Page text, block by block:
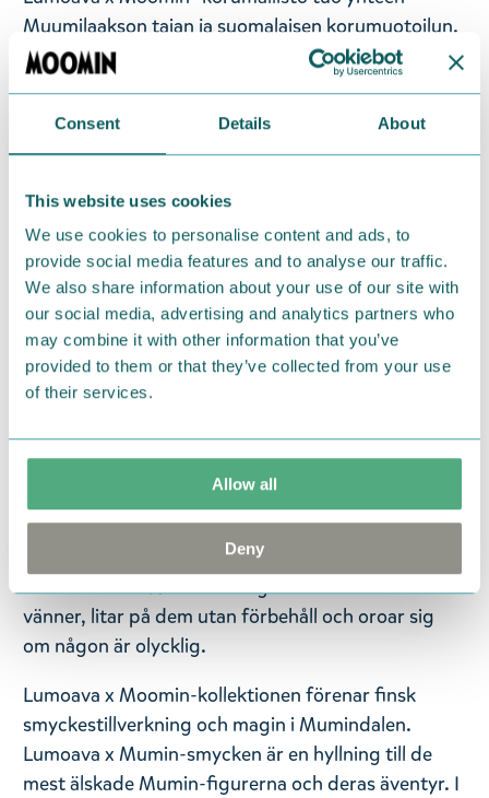
Consent Details About
This website uses cookies
We use cookies to personalise content and ads, to
provide social media features and to analyse our traffic.
We also share information about your use of our site with
our social media, advertising and analytics partners who
may combine it with other information that you’ve
provided to them or that they’ve collected from your use
of their services.
Allow all
Deny
Muumilaakson taian ja suomalaisen korumuotoilun.
Malliston koruihin on ikuistettu rakastetuimpia
Muumihahmoja ja tunteikkaita Muumihetkiä.
Lumoava x Moomin -koruissa kierrätetty jalometalli
kultaseppien käsissä, maailman pohjoisimmassa
korutehtaassa Kuopiossa. Hopeakoruissa käytetään
93-prosenttisesti kierrätettyä hopeaa ja
kultakoruissa 99-prosenttisesti kierrätettyä kultaa.
Korkealaatuiset Muumi-korut sopivat kaikenikäisille
Muumi-faneille. Tämä ihastuttava Muumipeikko-
riipus on pakattu tyylikkääseen lahjarasiaan. Koko:
Hopeaa.
— På svenska —
Mumintrollet är en glad varelse som blir upphetsad
av allt han ser. Han är alltid glad att vara med sina
vänner, litar på dem utan förbehåll och oroar sig
om någon är olycklig.
Lumoava x Moomin-kollektionen förenar finsk
smyckestillverkning och magin i Mumindalen.
Lumoava x Mumin-smycken är en hyllning till de
mest älskade Mumin-figurerna och deras äventyr. I